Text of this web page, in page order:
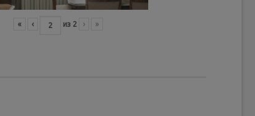
« ‹ из 2 › »